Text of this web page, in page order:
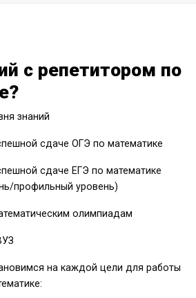
с репетитором по
знаний
сдаче ОГЭ по математике
сдаче ЕГЭ по математике
профильный уровень)
олимпиадам
на каждой цели для работы